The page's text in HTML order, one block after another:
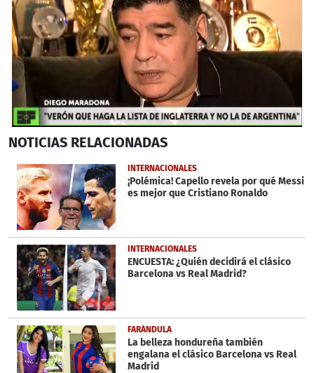
seconds
1
minute,
34
seconds
NOTICIAS RELACIONADAS
INTERNACIONALES
¡Polémica! Capello revela por qué Messi
es mejor que Cristiano Ronaldo
INTERNACIONALES
ENCUESTA: ¿Quién decidirá el clásico
Barcelona vs Real Madrid?
FARÁNDULA
La belleza hondureña también
engalana el clásico Barcelona vs Real
Madrid